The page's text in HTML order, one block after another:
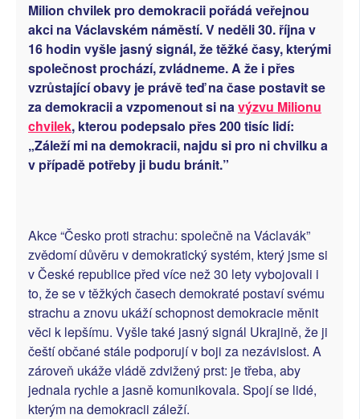
RUBRIKY
PLNÁ VERZE STRÁNEK
Milion chvilek pro demokracii pořádá veřejnou
akci na Václavském náměstí. V neděli 30. října v
16 hodin vyšle jasný signál, že těžké časy, kterými
společnost prochází, zvládneme. A že i přes
vzrůstající obavy je právě teď na čase postavit se
za demokracii a vzpomenout si navýzvu Milionu
chvilek, kterou podepsalo přes 200 tisíc lidí:
„Záleží mi na demokracii, najdu si pro ni chvilku a
v případě potřeby ji budu bránit.”
Akce “Česko proti strachu: společně na Václavák”
zvědomí důvěru v demokratický systém, který jsme si
v České republice před více než 30 lety vybojovali i
to, že se v těžkých časech demokraté postaví svému
strachu a znovu ukáží schopnost demokracie měnit
věci k lepšímu. Vyšle také jasný signál Ukrajině, že ji
čeští občané stále podporují v boji za nezávislost. A
zároveň ukáže vládě zdvižený prst: je třeba, aby
jednala rychle a jasně komunikovala. Spojí se lidé,
kterým na demokracii záleží.